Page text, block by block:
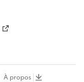
À propos